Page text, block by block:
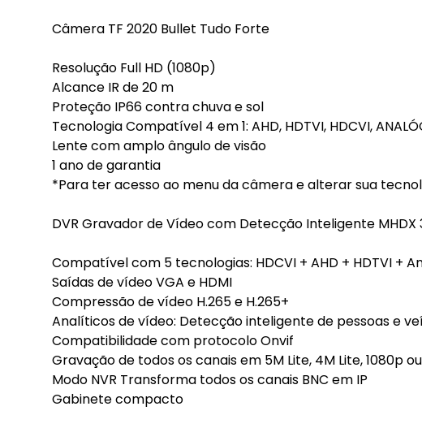
Câmera TF 2020 Bullet Tudo Forte
Resolução Full HD (1080p)
Alcance IR de 20 m
Proteção IP66 contra chuva e sol
Tecnologia Compatível 4 em 1: AHD, HDTVI, HDCVI,
Lente com amplo ângulo de visão
1 ano de garantia
*Para ter acesso ao menu da câmera e alterar sua
DVR Gravador de Vídeo com Detecção Inteligente MHDX
Compatível com 5 tecnologias: HDCVI + AHD + HDTVI +
Saídas de vídeo VGA e HDMI
Compressão de vídeo H.265 e H.265+
Analíticos de vídeo: Detecção inteligente de pessoas e
Compatibilidade com protocolo Onvif
Gravação de todos os canais em 5M Lite, 4M Lite, 1080p
Modo NVR Transforma todos os canais BNC em IP
Gabinete compacto